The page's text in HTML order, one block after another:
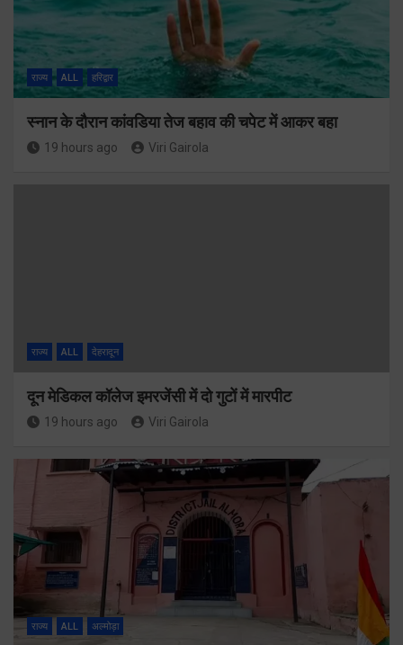
राज्य ALL हरिद्वार
स्नान के दौरान कांवडिया तेज बहाव की चपेट में आकर बहा
19 hours ago Viri Gairola
राज्य ALL देहरादून
दून मेडिकल कॉलेज इमरजेंसी में दो गुटों में मारपीट
19 hours ago Viri Gairola
राज्य ALL अल्मोड़ा